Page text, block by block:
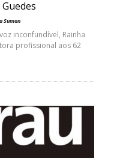
Suman
inconfundível, Rainha
profissional aos 62